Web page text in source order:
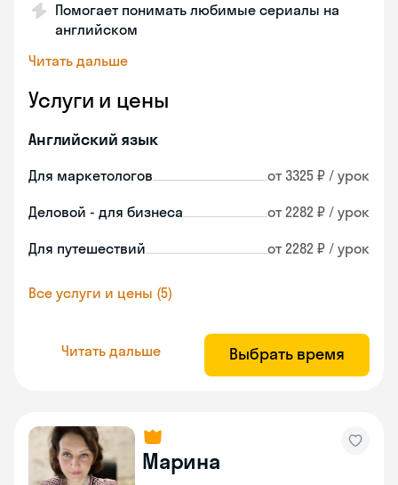
Помогает понимать любимые сериалы на
английском
Читать дальше
Услуги и цены
Английский язык
Для маркетологов от 3325 ₽ / урок
Деловой - для бизнеса от 2282 ₽ / урок
Для путешествий от 2282 ₽ / урок
Все услуги и цены (5)
Читать дальше Выбрать время
Марина